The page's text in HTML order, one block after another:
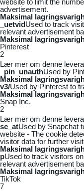
advertisement.
Maksimal
_uetvidUsed to track
relevant advertisement
Maksimal
Pinterest
2
Lær mer om denne
_pin_unauthUsed by
Maksimal
v3/Used by Pinterest to
Maksimal
Snap Inc.
2
Lær mer om denne
sc_atUsed by Snapchat
website - The cookie
visitor data for further
Maksimal
pUsed to track visitors
relevant advertisement
Maksimal
TikTok
7